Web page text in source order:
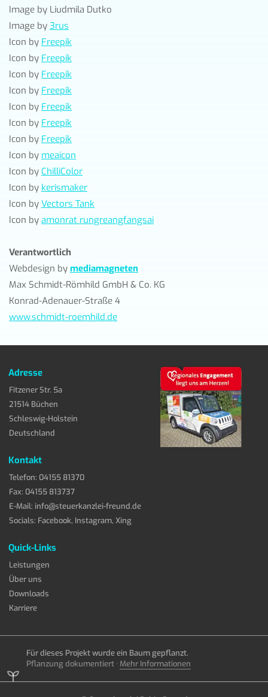
Image by Liudmila Dutko
Image by 3rus
Icon by Freepik
Icon by Freepik
Icon by Freepik
Icon by Freepik
Icon by Freepik
Icon by Freepik
Icon by Freepik
Icon by meaicon
Icon by ChilliColor
Icon by kerismaker
Icon by Vectors Tank
Icon by amonrat rungreangfangsai
Verantwortlich
Webdesign by mediamagneten
Max Schmidt-Römhild GmbH & Co. KG
Konrad-Adenauer-Straße 4
www.schmidt-roemhild.de
Adresse
Fitzener Str. 5a
21514 Büchen
Schleswig-Holstein
Deutschland
Kontakt
Telefon: 04155 81370
Fax: 04155 813737
E-Mail: info@steuerkanzlei-freund.de
Socials: Facebook, Instagram, Xing
Quick-Links
Leistungen
Über uns
Downloads
Karriere
Für dieses Projekt wurde ein Baum gepflanzt.
Pflanzung dokumentiert · Mehr Informationen